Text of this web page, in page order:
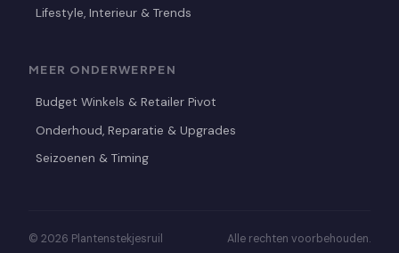
Lifestyle, Interieur & Trends
MEER ONDERWERPEN
Budget Winkels & Retailer Pivot
Onderhoud, Reparatie & Upgrades
Seizoenen & Timing
© 2026 Plantenstekjesruil Alle rechten voorbehouden.